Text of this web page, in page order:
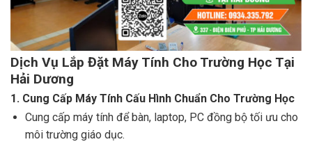
Dịch Vụ Lắp Đặt Máy Tính Cho Trường Học Tại
Hải Dương
1. Cung Cấp Máy Tính Cấu Hình Chuẩn Cho Trường Học
Cung cấp máy tính để bàn, laptop, PC đồng bộ tối ưu cho
môi trường giáo dục.